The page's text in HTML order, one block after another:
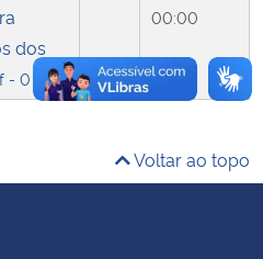
dos
- 0 B)
00:00
Voltar ao topo